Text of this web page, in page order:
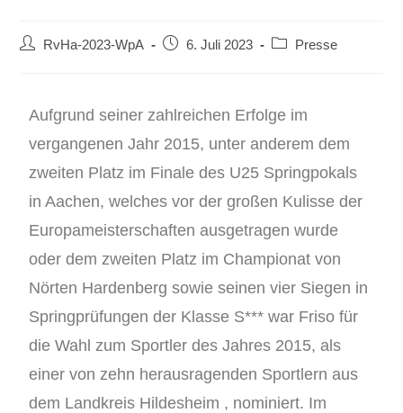
RvHa-2023-WpA 6. Juli 2023 Presse
Aufgrund seiner zahlreichen Erfolge im
vergangenen Jahr 2015, unter anderem dem
zweiten Platz im Finale des U25 Springpokals
in Aachen, welches vor der großen Kulisse der
Europameisterschaften ausgetragen wurde
oder dem zweiten Platz im Championat von
Nörten Hardenberg sowie seinen vier Siegen in
Springprüfungen der Klasse S*** war Friso für
die Wahl zum Sportler des Jahres 2015, als
einer von zehn herausragenden Sportlern aus
dem Landkreis Hildesheim , nominiert. Im